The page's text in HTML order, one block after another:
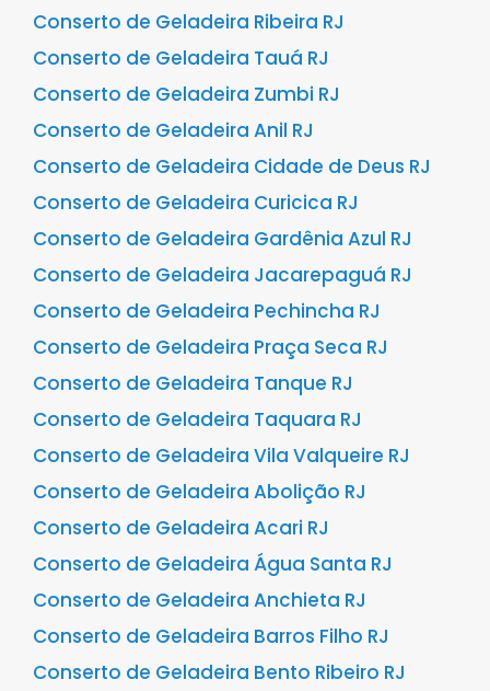
Conserto de Geladeira Ribeira RJ
Conserto de Geladeira Tauá RJ
Conserto de Geladeira Zumbi RJ
Conserto de Geladeira Anil RJ
Conserto de Geladeira Cidade de Deus RJ
Conserto de Geladeira Curicica RJ
Conserto de Geladeira Gardênia Azul RJ
Conserto de Geladeira Jacarepaguá RJ
Conserto de Geladeira Pechincha RJ
Conserto de Geladeira Praça Seca RJ
Conserto de Geladeira Tanque RJ
Conserto de Geladeira Taquara RJ
Conserto de Geladeira Vila Valqueire RJ
Conserto de Geladeira Abolição RJ
Conserto de Geladeira Acari RJ
Conserto de Geladeira Água Santa RJ
Conserto de Geladeira Anchieta RJ
Conserto de Geladeira Barros Filho RJ
Conserto de Geladeira Bento Ribeiro RJ